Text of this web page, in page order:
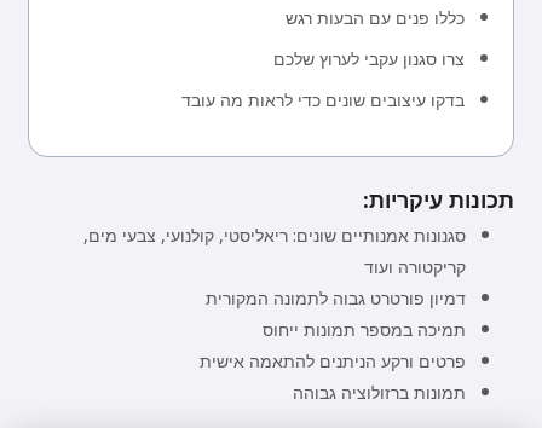
כללו פנים עם הבעות רגש
צרו סגנון עקבי לערוץ שלכם
בדקו עיצובים שונים כדי לראות מה עובד
תכונות עיקריות:
סגנונות אמנותיים שונים: ריאליסטי, קולנועי, צבעי מים,
קריקטורה ועוד
דמיון פורטרט גבוה לתמונה המקורית
תמיכה במספר תמונות ייחוס
פרטים ורקע הניתנים להתאמה אישית
תמונות ברזולוציה גבוהה